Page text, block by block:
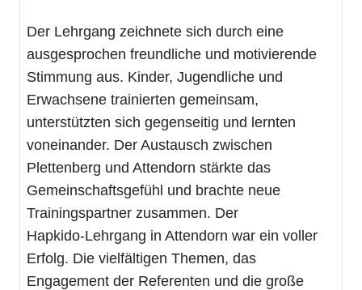
Der Lehrgang zeichnete sich durch eine
ausgesprochen freundliche und motivierende
Stimmung aus. Kinder, Jugendliche und
Erwachsene trainierten gemeinsam,
unterstützten sich gegenseitig und lernten
voneinander. Der Austausch zwischen
Plettenberg und Attendorn stärkte das
Gemeinschaftsgefühl und brachte neue
Trainingspartner zusammen. Der
Hapkido‑Lehrgang in Attendorn war ein voller
Erfolg. Die vielfältigen Themen, das
Engagement der Referenten und die große